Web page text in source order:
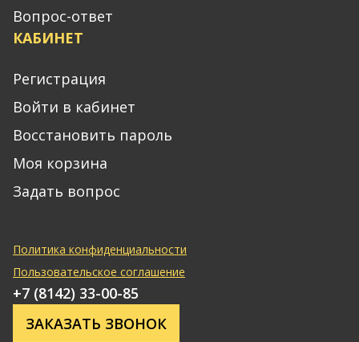
Вопрос-ответ
КАБИНЕТ
Регистрация
Войти в кабинет
Восстановить пароль
Моя корзина
Задать вопрос
Политика конфиденциальности
Пользовательское соглашение
+7 (8142) 33-00-85
ЗАКАЗАТЬ ЗВОНОК